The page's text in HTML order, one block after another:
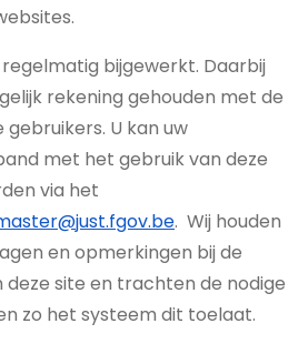
bijgewerkt. Daarbij
rekening gehouden met de
U kan uw
met het gebruik van deze
via het
. Wij houden
en opmerkingen bij de
site en trachten de nodige
zo het systeem dit toelaat.